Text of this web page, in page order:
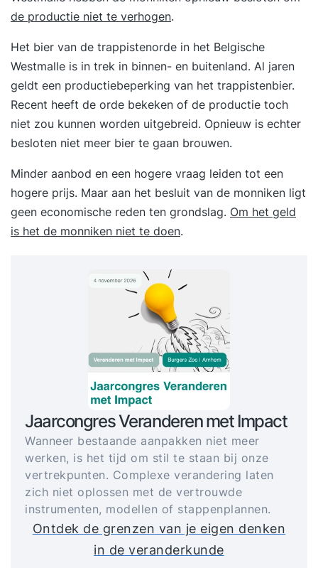
de productie niet te verhogen.
Het bier van de trappistenorde in het Belgische
Westmalle is in trek in binnen- en buitenland. Al jaren
geldt een productiebeperking van het trappistenbier.
Recent heeft de orde bekeken of de productie toch
niet zou kunnen worden uitgebreid. Opnieuw is echter
besloten niet meer bier te gaan brouwen.
Minder aanbod en een hogere vraag leiden tot een
hogere prijs. Maar aan het besluit van de monniken ligt
geen economische reden ten grondslag. Om het geld
is het de monniken niet te doen.
Jaarcongres Veranderen met Impact
Wanneer bestaande aanpakken niet meer
werken, is het tijd om stil te staan bij onze
vertrekpunten. Complexe verandering laten
zich niet oplossen met de vertrouwde
instrumenten, modellen of stappenplannen.
Ontdek de grenzen van je eigen denken
in de veranderkunde